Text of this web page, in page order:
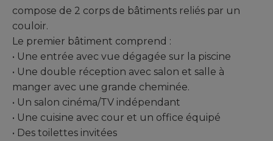
compose de 2 corps de bâtiments reliés par un
couloir.
Le premier bâtiment comprend :
• Une entrée avec vue dégagée sur la piscine
• Une double réception avec salon et salle à
manger avec une grande cheminée.
• Un salon cinéma/TV indépendant
• Une cuisine avec cour et un office équipé
• Des toilettes invitées